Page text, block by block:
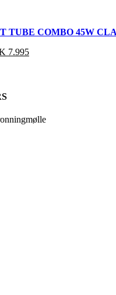
TUBE COMBO 45W
7.995